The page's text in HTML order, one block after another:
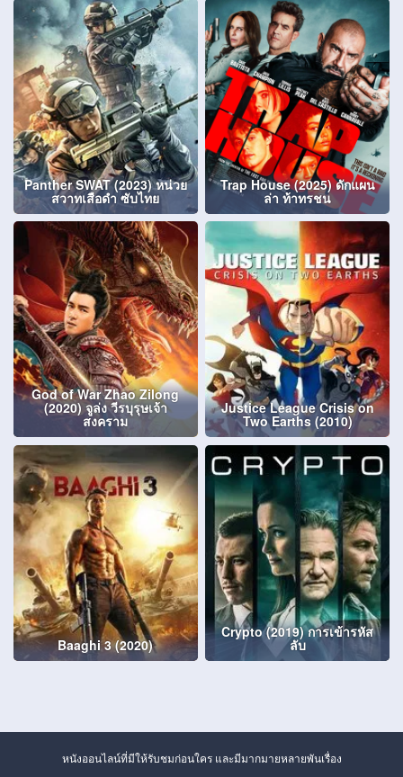
Panther SWAT (2023) หน่วย
สวาทเสือดำ ซับไทย
Trap House (2025) ดักแผน
ล่า ท้าทรชน
God of War Zhao Zilong
(2020) จูล่ง วีรบุรุษเจ้า
สงคราม
Justice League Crisis on
Two Earths (2010)
Baaghi 3 (2020)
Crypto (2019) การเข้ารหัส
ลับ
หนังออนไลน์ที่มีให้รับชมก่อนใคร และมีมากมายหลายพันเรื่อง